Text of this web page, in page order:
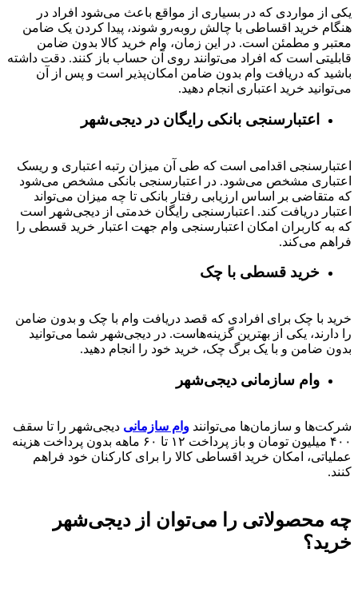
یکی از مواردی که در بسیاری از مواقع باعث می‌شود افراد در
هنگام خرید اقساطی با چالش روبه‌رو شوند، پیدا کردن یک ضامن
معتبر و مطمئن است. در این زمان، وام خرید کالا بدون ضامن
قابلیتی است که افراد می‌توانند روی آن حساب باز کنند. دقت داشته
باشید که دریافت وام بدون ضامن امکان‌پذیر است و پس از آن
می‌توانید خرید اعتباری انجام دهید.
اعتبارسنجی بانکی رایگان در دیجی‌شهر
اعتبارسنجی اقدامی است که طی آن میزان رتبه اعتباری و ریسک
اعتباری مشخص می‌شود. در اعتبارسنجی بانکی مشخص می‌شود
که متقاضی بر اساس ارزیابی رفتار بانکی تا چه میزان می‌تواند
اعتبار دریافت کند. اعتبارسنجی رایگان خدمتی از دیجی‌شهر است
که به کاربران امکان اعتبارسنجی وام جهت اعتبار خرید قسطی را
فراهم می‌کند.
خرید قسطی با چک
خرید با چک برای افرادی که قصد دریافت وام با چک و بدون ضامن
را دارند، یکی از بهترین گزینه‌هاست. در دیجی‌شهر شما می‌توانید
بدون ضامن و با یک برگ چک، خرید خود را انجام دهید.
وام سازمانی دیجی‌شهر
شرکت‌ها و سازمان‌ها می‌توانند وام سازمانی دیجی‌شهر را تا سقف
۴۰۰ میلیون تومان و باز پرداخت ۱۲ تا ۶۰
ماهه بدون پرداخت هزینه
عملیاتی، امکان خرید اقساطی کالا را برای کارکنان خود فراهم
کنند.
چه محصولاتی را می‌توان از دیجی‌شهر
خرید؟